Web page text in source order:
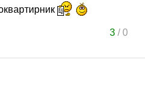
3/0